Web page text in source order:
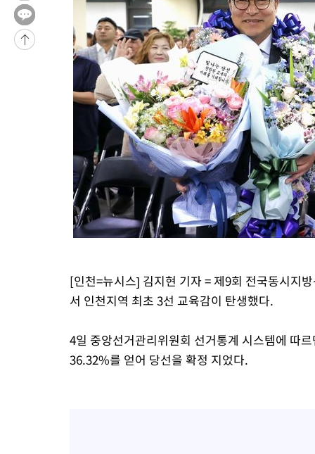
것"
-10585초 전 >
[속보]與 당대표 경선, 제주·인천 권리당원 투표 김민석 승리
-4359초 전 >
낮 최고 35도 '무더위'…동해안 시간당 30㎜ '강한 비'[내일날
-3629초 전 >
[속보]이강인 "감독님이 원하는 마음 느꼈고, 많은 트로피 원해
수도권 40도 육박 '펄펄'…동해안 일부 지역엔 호의주의보
온열질환 사망자 3명 늘어…누적 환자 3000명 돌파
강릉에 시간당 81.4㎜ 물폭탄…도로 잠기고 담벼락 붕괴
백운산서 80년근 천종산삼 9뿌리 발견…감정가 1.3억원
선재도서 해루질 나섰다 실종 60대, 닷새 만에 숨진 채 발견
남자 농구, 나고야 아시안게임서 '홈팀' 일본과 한일전
여수 오동도 해상서 모터보트 전복…1명 사망·1명 실종
극한폭염 한풀 꺾이지만…'낮 최고 35도' 무더위, 열대야 계속[다
축구협회 "압수수색·성접대 논란 사과…쇄신의 기회로 삼겠다"
[속보]뉴욕증시 상승 마감…S&P 0.6% 나스닥 1.3%↑
[인천=뉴시스] 김지현 기자 = 제9회 전국동시지
서 인천지역 최초 3선 교육감이 탄생했다.
4일 중앙선거관리위원회 선거통계 시스템에 따
36.32%를 얻어 당선을 확정 지었다.